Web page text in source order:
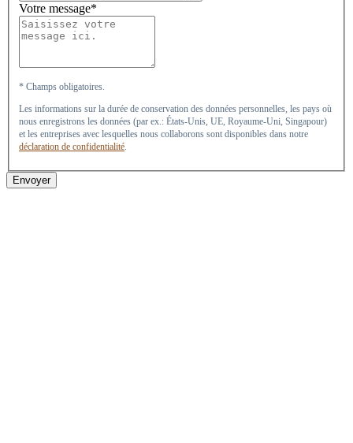
Votre message*
* Champs obligatoires.
Les informations sur la durée de conservation des données personnelles, les pays où
nous enregistrons les données (par ex.: États-Unis, UE, Royaume-Uni, Singapour)
et les entreprises avec lesquelles nous collaborons sont disponibles dans notre
déclaration de confidentialité
Envoyer